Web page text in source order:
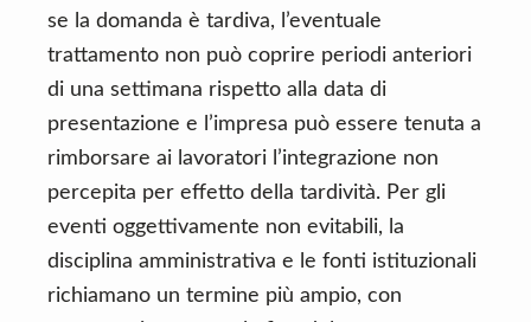
se la domanda è tardiva, l’eventuale
trattamento non può coprire periodi anteriori
di una settimana rispetto alla data di
presentazione e l’impresa può essere tenuta a
rimborsare ai lavoratori l’integrazione non
percepita per effetto della tardività. Per gli
eventi oggettivamente non evitabili, la
disciplina amministrativa e le fonti istituzionali
richiamano un termine più ampio, con